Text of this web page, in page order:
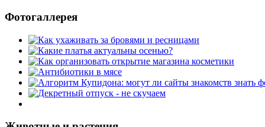
Фотогаллерея